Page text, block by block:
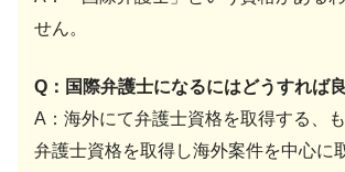
せん。
Q：国際弁護士になるにはどうすれば
A：海外にて弁護士資格を取得する、
弁護士資格を取得し海外案件を中心に